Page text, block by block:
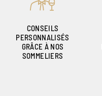
CONSEILS
PERSONNALISÉS
GRÂCE À NOS
SOMMELIERS